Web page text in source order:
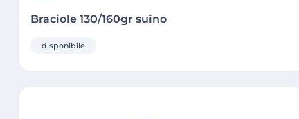
Braciole 130/160gr suino
disponibile